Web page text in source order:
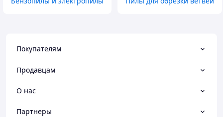
Покупателям
Продавцам
О нас
Партнеры